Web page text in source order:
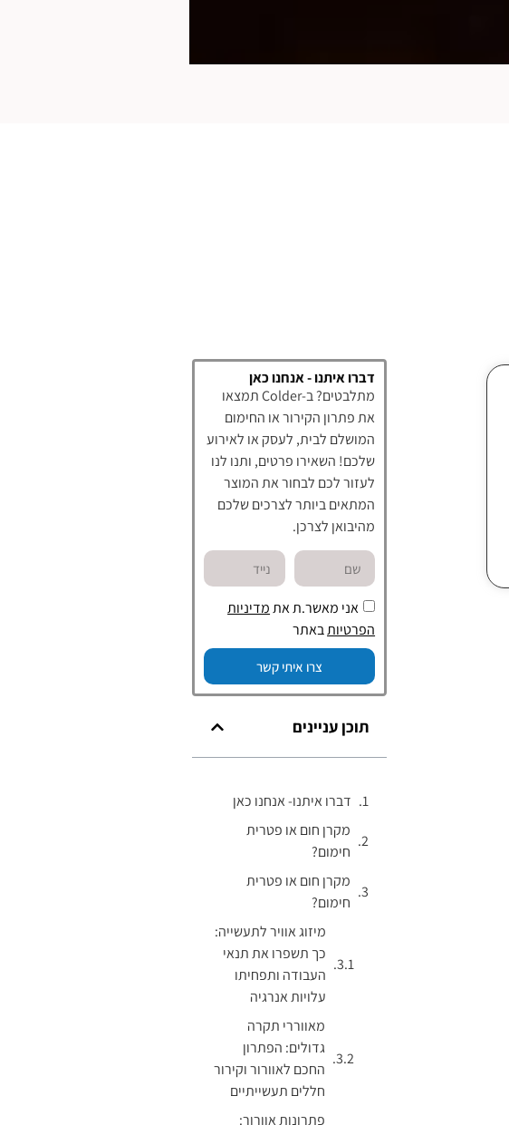
דברו איתנו - אנחנו כאן
מתלבטים? ב-Colder תמצאו
את פתרון הקירור או החימום
המושלם לבית, לעסק או לאירוע
שלכם! השאירו פרטים, ותנו לנו
לעזור לכם לבחור את המוצר
המתאים ביותר לצרכים שלכם
מהיבואן לצרכן.
אני מאשר.ת אתמדיניות
הפרטיותבאתר
צרו איתי קשר
תוכן עניינים
דברו איתנו- אנחנו כאן
מקרן חום או פטרית
חימום?
מקרן חום או פטרית
חימום?
מיזוג אוויר לתעשייה:
כך תשפרו את תנאי
העבודה ותפחיתו
עלויות אנרגיה
מאווררי תקרה
גדולים: הפתרון
החכם לאוורור וקירור
חללים תעשייתיים
פתרונות אוורור: